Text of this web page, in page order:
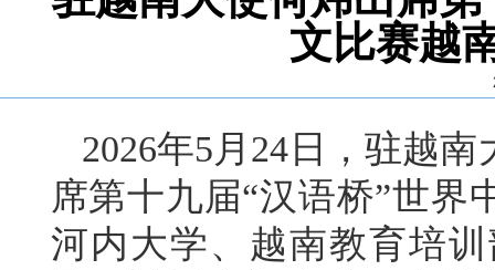
文比赛越
2026年5月24日，驻越
席第十九届“汉语桥”世界
河内大学、越南教育培